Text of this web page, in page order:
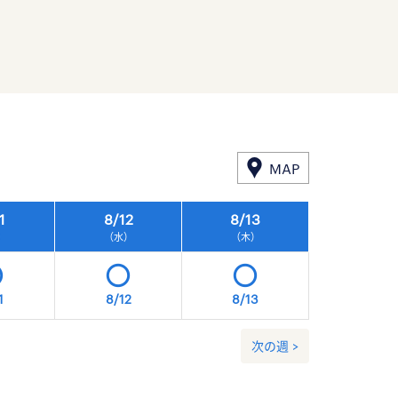
MAP
8/12
（水）
8/13
（木）
8/12 8/13
次の週 >